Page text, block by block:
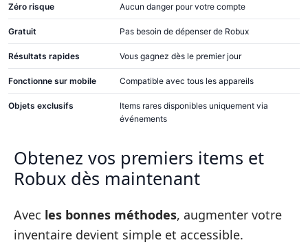
Zéro risque Aucun danger pour votre compte
Gratuit Pas besoin de dépenser de Robux
Résultats rapides Vous gagnez dès le premier jour
Fonctionne sur mobile Compatible avec tous les appareils
Objets exclusifs
Items rares disponibles uniquement via
événements
Obtenez vos premiers items et
Robux dès maintenant
Avec les bonnes méthodes, augmenter votre
inventaire devient simple et accessible.